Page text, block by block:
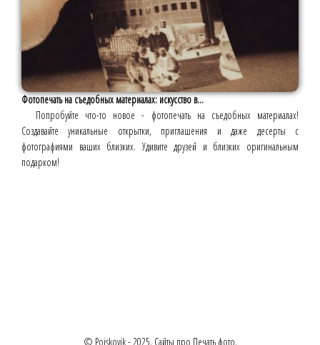
Фотопечать на съедобных материалах: искусство в...
Попробуйте что-то новое - фотопечать на съедобных материалах!
Создавайте уникальные открытки, приглашения и даже десерты с
фотографиями ваших близких. Удивите друзей и близких оригинальным
подарком!
© Poiskovik - 2025. Сайты про Печать фото.